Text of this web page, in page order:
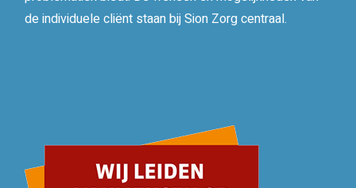
de individuele cliënt staan bij Sion Zorg centraal.